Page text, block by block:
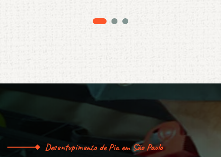
Desentupimento de Pia em São Paulo